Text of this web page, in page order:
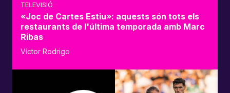
TELEVISIÓ
«Joc de Cartes Estiu»: aquests són tots els
restaurants de l'última temporada amb Marc
Ribas
Víctor Rodrigo